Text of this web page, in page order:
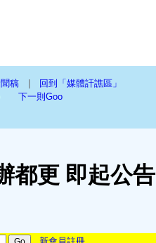
稿|
回到「媒體訐譙區」
下一則Goo
都更 即起公告